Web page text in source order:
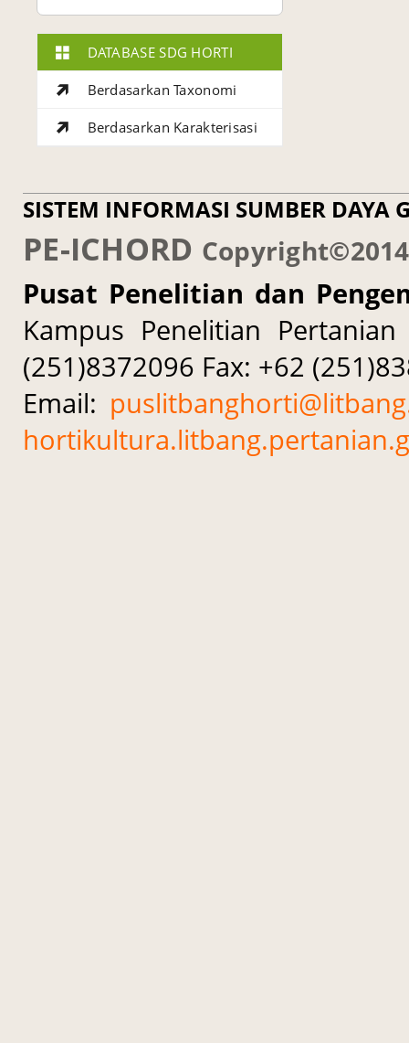
DATABASE SDG HORTI
Berdasarkan Taxonomi
Berdasarkan Karakterisasi
SISTEM INFORMASI SUMBER
PE-ICHORD Copyright©2014
Pusat Penelitian dan
Kampus Penelitian
(251)8372096 Fax: +62
Email: